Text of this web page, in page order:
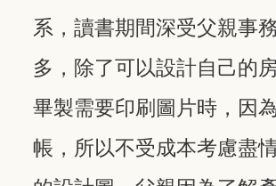
系，讀書期間深受父親事
多，除了可以設計自己的
畢製需要印刷圖片時，因
帳，所以不受成本考慮盡